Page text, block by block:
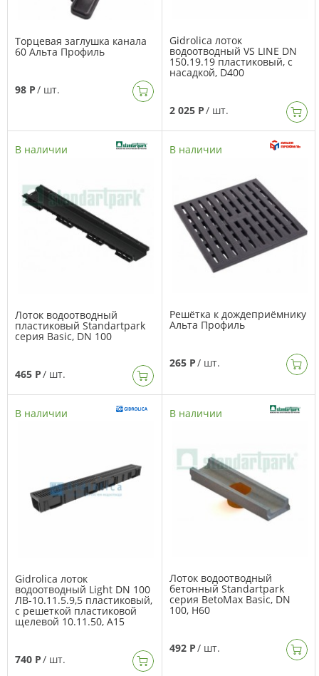
Торцевая заглушка канала
60 Альта Профиль
98 Р/ шт.
Gidrolica лоток
водоотводный VS LINE DN
150.19.19 пластиковый, с
насадкой, D400
2 025 Р/ шт.
В наличии
Лоток водоотводный
пластиковый Standartpark
серия Basic, DN 100
465 Р/ шт.
В наличии
Решётка к дождеприёмнику
Альта Профиль
265 Р/ шт.
В наличии
Gidrolica лоток
водоотводный Light DN 100
ЛВ-10.11.5.9,5 пластиковый,
с решеткой пластиковой
щелевой 10.11.50, А15
740 Р/ шт.
В наличии
Лоток водоотводный
бетонный Standartpark
серия BetoMax Basic, DN
100, H60
492 Р/ шт.